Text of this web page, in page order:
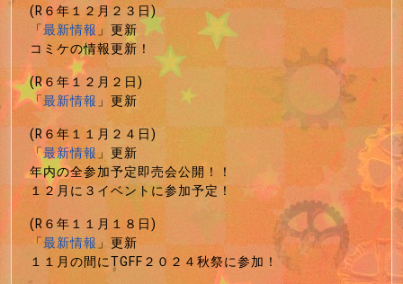
(R６年１２月２３日)
「最新情報」更新
コミケの情報更新！
(R６年１２月２日)
「最新情報」更新
(R６年１１月２４日)
「最新情報」更新
年内の全参加予定即売会公開！！
１２月に３イベントに参加予定！
(R６年１１月１８日)
「最新情報」更新
１１月の間にTGFF２０２４秋祭に参加！